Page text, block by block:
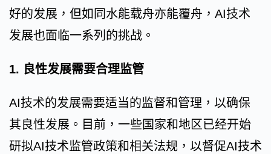
好的发展，但如同水能载舟亦能覆舟，AI技术
发展也面临一系列的挑战。
1. 良性发展需要合理监管
AI技术的发展需要适当的监督和管理，以确保
其良性发展。目前，一些国家和地区已经开始
研拟AI技术监管政策和相关法规，以督促AI技术